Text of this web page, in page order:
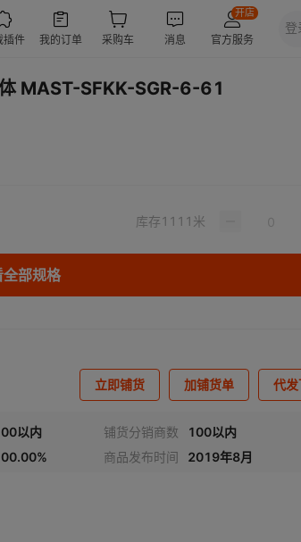
MAST-SFKK-SGR-6-61
库存1111 米
部规格
立即铺货 加铺货单 代
以内 铺货分销商数
100以内
商品发布时间 2019年8月